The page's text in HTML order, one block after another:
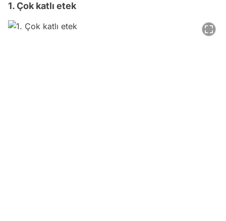
1. Çok katlı etek